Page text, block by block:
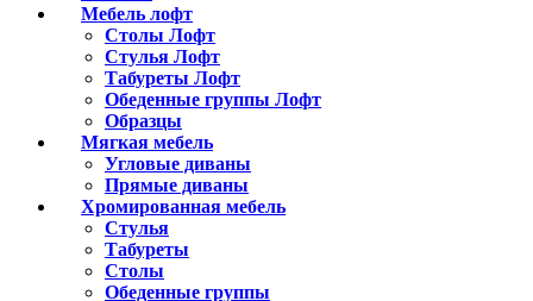
Мебель лофт
Столы Лофт
Стулья Лофт
Табуреты Лофт
Обеденные группы Лофт
Образцы
Мягкая мебель
Угловые диваны
Прямые диваны
Хромированная мебель
Стулья
Табуреты
Столы
Обеденные группы